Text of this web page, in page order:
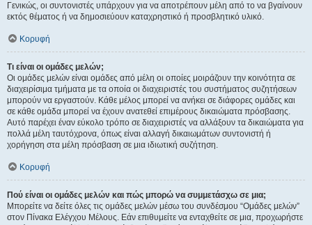
Γενικώς, οι συντονιστές υπάρχουν για να αποτρέπουν μέλη από το να βγαίνουν
εκτός θέματος ή να δημοσιεύουν καταχρηστικό ή προσβλητικό υλικό.
Κορυφή
Τι είναι οι ομάδες μελών;
Οι ομάδες μελών είναι ομάδες από μέλη οι οποίες μοιράζουν την κοινότητα σε
διαχειρίσιμα τμήματα με τα οποία οι διαχειριστές του συστήματος συζητήσεων
μπορούν να εργαστούν. Κάθε μέλος μπορεί να ανήκει σε διάφορες ομάδες και
σε κάθε ομάδα μπορεί να έχουν ανατεθεί επιμέρους δικαιώματα πρόσβασης.
Αυτό παρέχει έναν εύκολο τρόπο σε διαχειριστές να αλλάξουν τα δικαιώματα για
πολλά μέλη ταυτόχρονα, όπως είναι αλλαγή δικαιωμάτων συντονιστή ή
χορήγηση στα μέλη πρόσβαση σε μια ιδιωτική συζήτηση.
Κορυφή
Πού είναι οι ομάδες μελών και πώς μπορώ να συμμετάσχω σε μια;
Μπορείτε να δείτε όλες τις ομάδες μελών μέσω του συνδέσμου “Ομάδες μελών”
στον Πίνακα Ελέγχου Μέλους. Εάν επιθυμείτε να ενταχθείτε σε μια, προχωρήστε